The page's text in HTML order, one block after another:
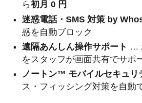
ら初月 0 円
迷惑電話・SMS 対策 by
惑を自動ブロック
遠隔あんしん操作サポート …
をスタッフが画面共有でサポ
ノートン™ モバイルセキュリ
ス・フィッシング対策を自動